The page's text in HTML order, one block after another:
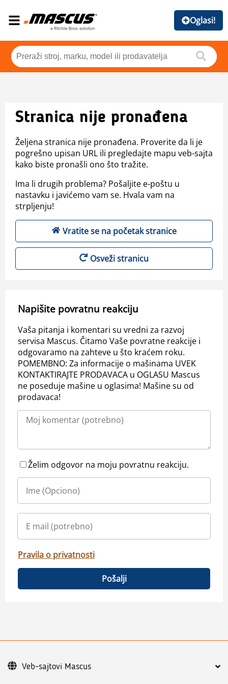
Oglasi!
Stranica nije pronađena
Željena stranica nije pronađena. Proverite da li je
pogrešno upisan URL ili pregledajte mapu veb-sajta
kako biste pronašli ono što tražite.
Ima li drugih problema? Pošaljite e-poštu u
nastavku i javićemo vam se. Hvala vam na
strpljenju!
Vratite se na početak stranice
Osveži stranicu
Napišite povratnu reakciju
Vaša pitanja i komentari su vredni za razvoj
servisa Mascus. Čitamo Vaše povratne reakcije i
odgovaramo na zahteve u što kraćem roku.
POMEMBNO: Za informacije o mašinama UVEK
KONTAKTIRAJTE PRODAVACA u OGLASU Mascus
ne poseduje mašine u oglasima! Mašine su od
prodavaca!
Želim odgovor na moju povratnu reakciju.
Pravila o privatnosti
Pošalji
Veb-sajtovi Mascus